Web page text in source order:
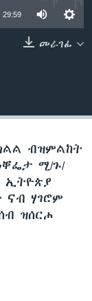
29:59
መራገፊ
ብዝምልከት
ሚ/ጉ/
ኢትዮጵያ
ናብ ሃገሮም
ዝሰርሖ